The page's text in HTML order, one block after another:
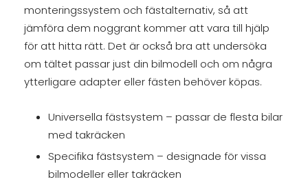
monteringssystem och fästalternativ, så att
jämföra dem noggrant kommer att vara till hjälp
för att hitta rätt. Det är också bra att undersöka
om tältet passar just din bilmodell och om några
ytterligare adapter eller fästen behöver köpas.
Universella fästsystem – passar de flesta bilar
med takräcken
Specifika fästsystem – designade för vissa
bilmodeller eller takräcken